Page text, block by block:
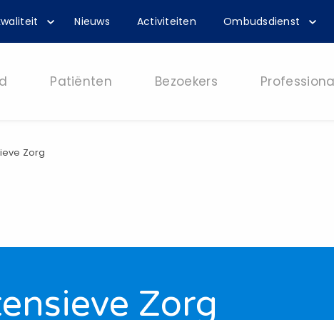
Nieuws Activiteiten Ombudsdienst
Patiënten Bezoekers
Zorg
Zorg